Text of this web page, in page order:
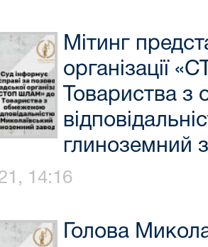
Мітинг
організації
Товариства
глиноземний
14:16
Голова